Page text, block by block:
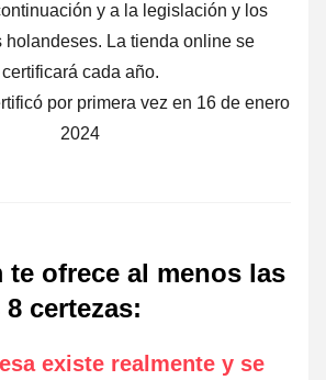
y a la legislación y los
holandeses. La tienda online se
certificará cada año.
por primera vez en 16 de enero
2024
te ofrece al menos las
certezas:
existe realmente y se